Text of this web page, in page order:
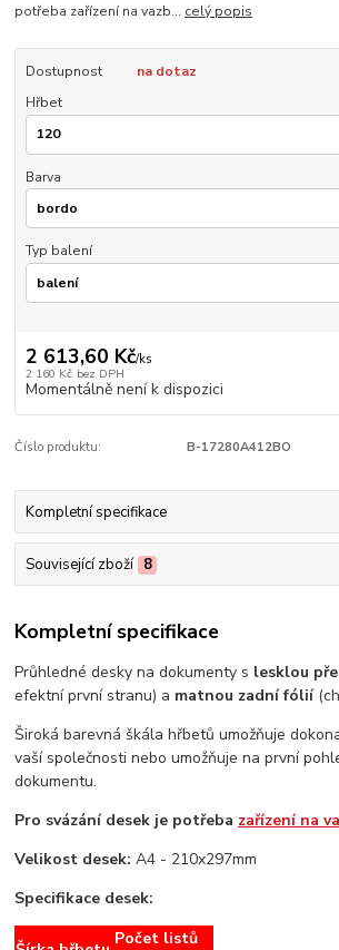
potřeba zařízení na vazb... celý popis
Dostupnost
na dotaz
Hřbet
Barva
Typ balení
2 613,60 Kč/ks
2 160 Kč bez DPH
Momentálně není k dispozici
Číslo produktu: B-17280A412BO
Kompletní specifikace
Související zboží 8
Kompletní specifikace
Průhledné desky na dokumenty s lesklou
efektní první stranu) a matnou zadní fólií
Široká barevná škála hřbetů umožňuje
vaší společnosti nebo umožňuje na první
dokumentu.
Pro svázání desek je potřeba zařízení na
Velikost desek: A4 - 210x297mm
Specifikace desek:
Počet listů